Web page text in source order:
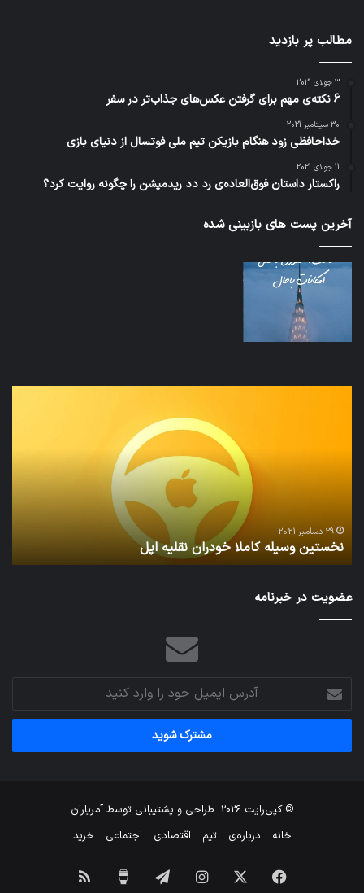
مطالب پر بازدید
3 جولای 2021
6 نکته‌ی مهم برای گرفتن عکس‌های جذاب‌تر در سفر
30 سپتامبر 2021
خداحافظی زود هنگام بازیکن تیم ملی فوتسال از دنیای بازی
11 جولای 2021
راکستار داستان فوق‌العاده‌ی رد دد ریدمپشن را چگونه روایت کرد؟
آخرین پست های بازبینی شده
29 دسامبر 2021
نخستین وسیله کاملا خودران نقلیه اپل
عضویت در خبرنامه
آدرس
ایمیل
خود
وارد
© کپی‌رایت 2026 طراحی و پشتیبانی توسطآمریاران
خانه
درباره‌ی تیم اقتصادی اجتماعی خرید
فیس اینستاگرامتلگرام خوراک